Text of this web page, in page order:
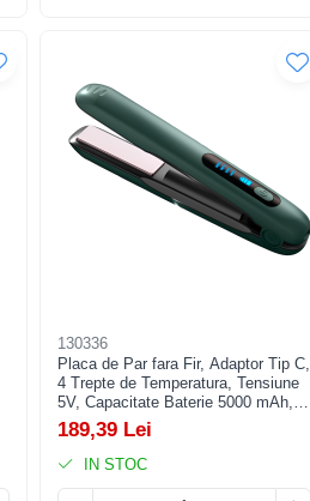
130336
Placa de Par fara Fir, Adaptor Tip C,
4 Trepte de Temperatura, Tensiune
5V, Capacitate Baterie 5000 mAh,
Indreptat, Ondulat, 23.5x3.3x4.5
cm, Verde
189,39 Lei
IN STOC